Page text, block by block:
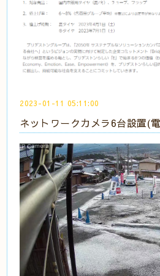
2023-01-11 05:11:00
ネットワークカメラ6台設置(